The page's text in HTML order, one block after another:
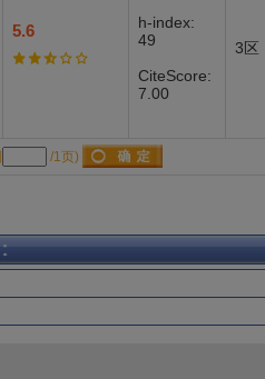
5.6
h-index:
49
CiteScore:
7.00
3区
/1页)